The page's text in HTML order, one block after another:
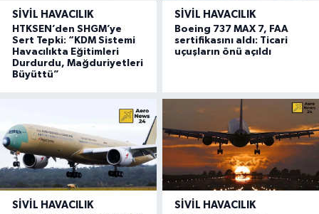
SIVIL HAVACILIK
HTKSEN’den SHGM’ye
Sert Tepki: “KDM Sistemi
Havacılıkta Eğitimleri
Durdurdu, Mağduriyetleri
Büyüttü”
SIVIL HAVACILIK
Boeing 737 MAX 7, FAA
sertifikasını aldı: Ticari
uçuşların önü açıldı
SIVIL HAVACILIK SIVIL HAVACILIK